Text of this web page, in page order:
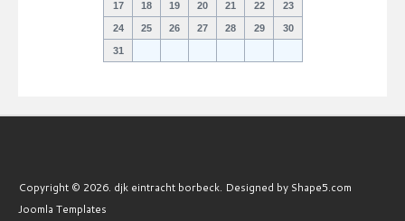
17 18 19 20 21 22 23
24 25 26 27 28 29 30
31
Copyright © 2026. djk eintracht borbeck. Designed by Shape5.com
Joomla Templates